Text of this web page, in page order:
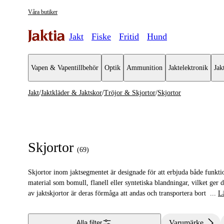
Våra butiker
Jakt Fiske Fritid Hund
Vapen & Vapentillbehör Optik Ammunition Jaktelektronik
Jaktkläder & Jaktskor
Jaktställ
Byxor & Shorts
Jakt/Jaktkläder & Jaktskor/Tröjor & Skjortor/Skjortor
Skjortor (69)
Skjortor inom jaktsegmentet är designade för att erbjuda både
material som bomull, flanell eller syntetiska blandningar, vilket ger
av jaktskjortor är deras förmåga att andas och transportera bort ...